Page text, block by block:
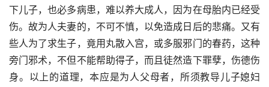
下儿子，也必多病患，难以养大成人，因为在母胎内已经受
伤。故为人夫妻的，不可不慎，以免造成日后的悲痛。又有
些人为了求生子，竟用丸散入宫，或多服邪门的春药，这种
旁门邪术，不但不能帮助得子，而且徒然造下罪孽，伤德伤
身。以上的道理，本应是为人父母者，所须教导儿子媳妇